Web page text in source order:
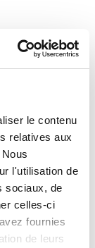
le contenu
relatives aux
l'utilisation de
sociaux, de
celles-ci
fournies
de leurs